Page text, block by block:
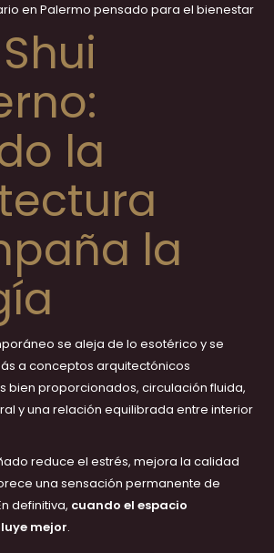
en Palermo pensado para el bienestar
la
la
se aleja de lo esotérico y se
a conceptos arquitectónicos
bien proporcionados, circulación fluida,
y una relación equilibrada entre interior
reduce el estrés, mejora la calidad
una sensación permanente de
definitiva, cuando el espacio
mejor.